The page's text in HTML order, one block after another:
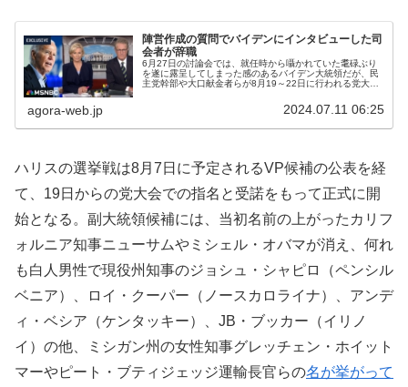
陣営作成の質問でバイデンにインタビューした司
会者が辞職
6月27日の討論会では、就任時から囁かれていた耄碌ぶり
を遂に露呈してしまった感のあるバイデン大統領だが、民
主党幹部や大口献金者らが8月19～22日に行われる党大会
agora-web.jp 2024.07.11 06:25
ハリスの選挙戦は8月7日に予定されるVP候補の公表を経
て、19日からの党大会での指名と受諾をもって正式に開
始となる。副大統領候補には、当初名前の上がったカリフ
ォルニア知事ニューサムやミシェル・オバマが消え、何れ
も白人男性で現役州知事のジョシュ・シャピロ（ペンシル
ベニア）、ロイ・クーパー（ノースカロライナ）、アンデ
ィ・ベシア（ケンタッキー）、JB・ブッカー（イリノ
イ）の他、ミシガン州の女性知事グレッチェン・ホイット
マーやピート・ブティジェッジ運輸長官らの名が挙がって